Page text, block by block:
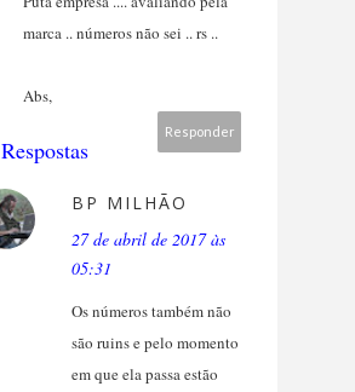
marca .. números não sei .. rs ..
Abs,
Responder
Respostas
BP MILHÃO
27 de abril de 2017 às
05:31
Os números também não
são ruins e pelo momento
em que ela passa estão